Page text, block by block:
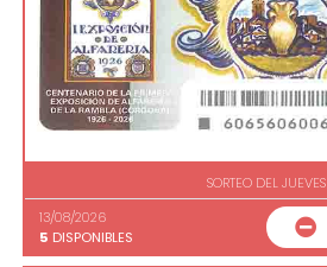
SORTEO DEL JUEVES
13/08/2026
5 DISPONIBLES